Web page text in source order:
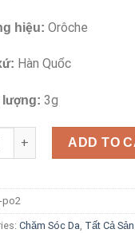
hiệu: Orôche
Hàn Quốc
lượng: 3g
3 gói kem váng sữa
ADD TO
po2
Chăm Sóc Da Tất Cả